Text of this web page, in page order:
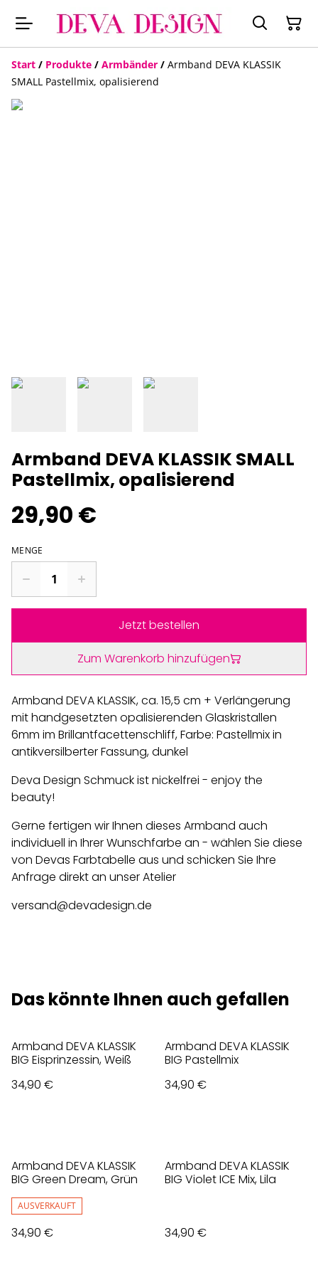
Start / Produkte / Armbänder / Armband DEVA KLASSIK
SMALL Pastellmix, opalisierend
Armband DEVA KLASSIK SMALL
Pastellmix, opalisierend
29,90 €
MENGE
Jetzt bestellen
Zum Warenkorb hinzufügen
Armband DEVA KLASSIK, ca. 15,5 cm + Verlängerung
mit handgesetzten opalisierenden Glaskristallen
6mm im Brillantfacettenschliff, Farbe: Pastellmix in
antikversilberter Fassung, dunkel
Deva Design Schmuck ist nickelfrei - enjoy the
beauty!
Gerne fertigen wir Ihnen dieses Armband auch
individuell in Ihrer Wunschfarbe an - wählen Sie diese
von Devas Farbtabelle aus und schicken Sie Ihre
Anfrage direkt an unser Atelier
versand@devadesign.de
Das könnte Ihnen auch gefallen
Armband DEVA KLASSIK
BIG Eisprinzessin, Weiß
34,90 €
Armband DEVA KLASSIK
BIG Pastellmix
34,90 €
Armband DEVA KLASSIK
BIG Green Dream, Grün
AUSVERKAUFT
34,90 €
Armband DEVA KLASSIK
BIG Violet ICE Mix, Lila
34,90 €